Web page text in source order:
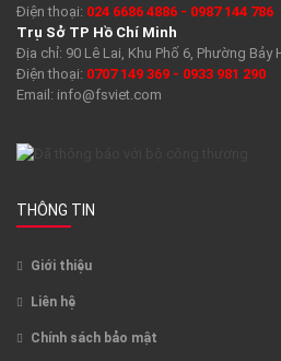
Điện thoại: 024 6686 4886 - 0987 144 786
Trụ Sở TP Hồ Chí Minh
Địa chỉ: 90 Lê Lai, Khu Phố 6, Phường Bảy
Điện thoại: 0707 149 369 - 0933 981 290
Email: info@fsviet.com
THÔNG TIN
Giới thiệu
Liên hệ
Chính sách bảo mật